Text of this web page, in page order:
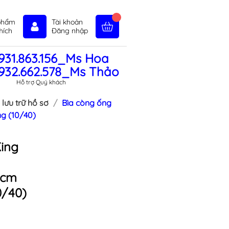
Tài khoản
Đăng nhập
tức Liên hệ Chính sách
Hoa
Thảo
Hỗ trợ Quý khách
trữ hồ sơ
Bìa còng ống
(10/40)
40)